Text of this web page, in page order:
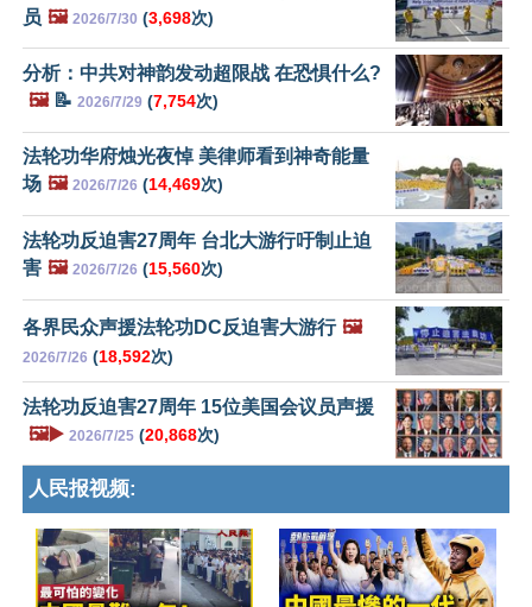
员 🖼️ 2026/7/30 (3,698次)
分析：中共对神韵发动超限战 在恐惧什么?
🖼️📝 2026/7/29 (7,754次)
法轮功华府烛光夜悼 美律师看到神奇能量
场 🖼️ 2026/7/26 (14,469次)
法轮功反迫害27周年 台北大游行吁制止迫
害 🖼️ 2026/7/26 (15,560次)
各界民众声援法轮功DC反迫害大游行 🖼️
2026/7/26 (18,592次)
法轮功反迫害27周年 15位美国会议员声援
🖼️▶️ 2026/7/25 (20,868次)
人民报视频: